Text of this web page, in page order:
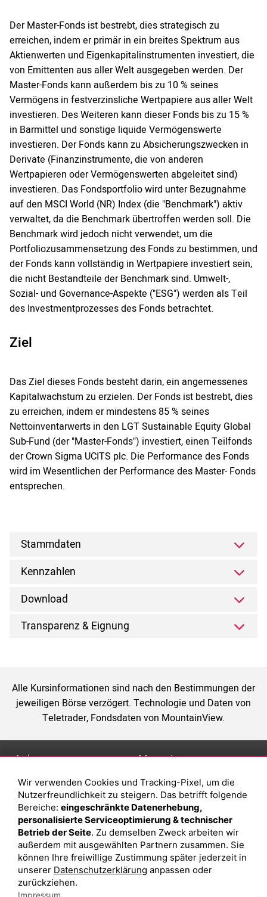
Der Master-Fonds ist bestrebt, dies strategisch zu
erreichen, indem er primär in ein breites Spektrum aus
Aktienwerten und Eigenkapitalinstrumenten investiert, die
von Emittenten aus aller Welt ausgegeben werden. Der
Master-Fonds kann außerdem bis zu 10 % seines
Vermögens in festverzinsliche Wertpapiere aus aller Welt
investieren. Des Weiteren kann dieser Fonds bis zu 15 %
in Barmittel und sonstige liquide Vermögenswerte
investieren. Der Fonds kann zu Absicherungszwecken in
Derivate (Finanzinstrumente, die von anderen
Wertpapieren oder Vermögenswerten abgeleitet sind)
investieren. Das Fondsportfolio wird unter Bezugnahme
auf den MSCI World (NR) Index (die "Benchmark") aktiv
verwaltet, da die Benchmark übertroffen werden soll. Die
Benchmark wird jedoch nicht verwendet, um die
Portfoliozusammensetzung des Fonds zu bestimmen, und
der Fonds kann vollständig in Wertpapiere investiert sein,
die nicht Bestandteile der Benchmark sind. Umwelt-,
Sozial- und Governance-Aspekte ("ESG") werden als Teil
des Investmentprozesses des Fonds betrachtet.
Ziel
Das Ziel dieses Fonds besteht darin, ein angemessenes
Kapitalwachstum zu erzielen. Der Fonds ist bestrebt, dies
zu erreichen, indem er mindestens 85 % seines
Nettoinventarwerts in den LGT Sustainable Equity Global
Sub-Fund (der "Master-Fonds") investiert, einen Teilfonds
der Crown Sigma UCITS plc. Die Performance des Fonds
wird im Wesentlichen der Performance des Master- Fonds
entsprechen.
Stammdaten
Kennzahlen
Download
Transparenz & Eignung
Alle Kursinformationen sind nach den Bestimmungen der
jeweiligen Börse verzögert. Technologie und Daten von
Teletrader, Fondsdaten von MountainView.
Anlage
Depot eröffnen
Depot vergleichen
Junior Depot
Top-Seller-Fonds
Top-Fonds
Fonds-Suche
Magazin
Was sind sind ETFs?
Sparplan Vorteile
Was ist ein Fonds?
Wir verwenden Cookies und Tracking-Pixel, um die
Nutzerfreundlichkeit zu steigern. Das betrifft folgende
Bereiche: eingeschränkte Datenerhebung,
personalisierte Serviceoptimierung & technischer
Betrieb der Seite. Zu demselben Zweck arbeiten wir
außerdem mit ausgewählten Partnern zusammen. Sie
können Ihre freiwillige Zustimmung später jederzeit in
unserer Datenschutzerklärung anpassen oder
zurückziehen.